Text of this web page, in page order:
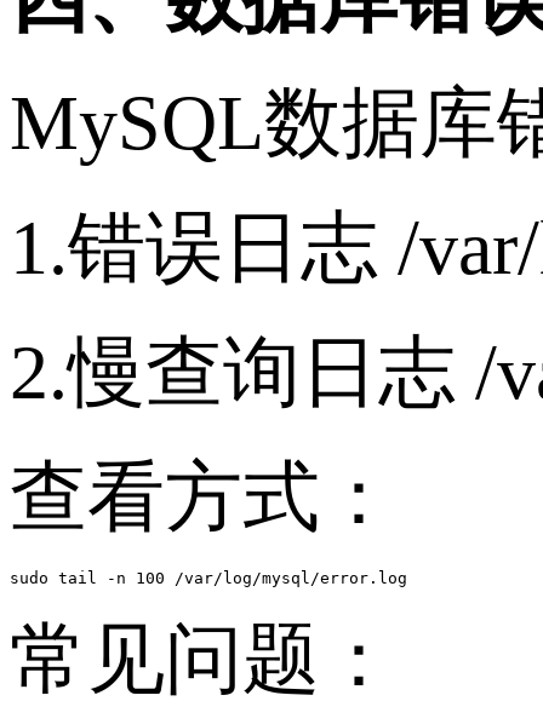
MySQL数据库
1.错误日志 /
2.慢查询日志 /
查看方式：
sudo tail -n 100 /var/log/mysql/error.log
常见问题：